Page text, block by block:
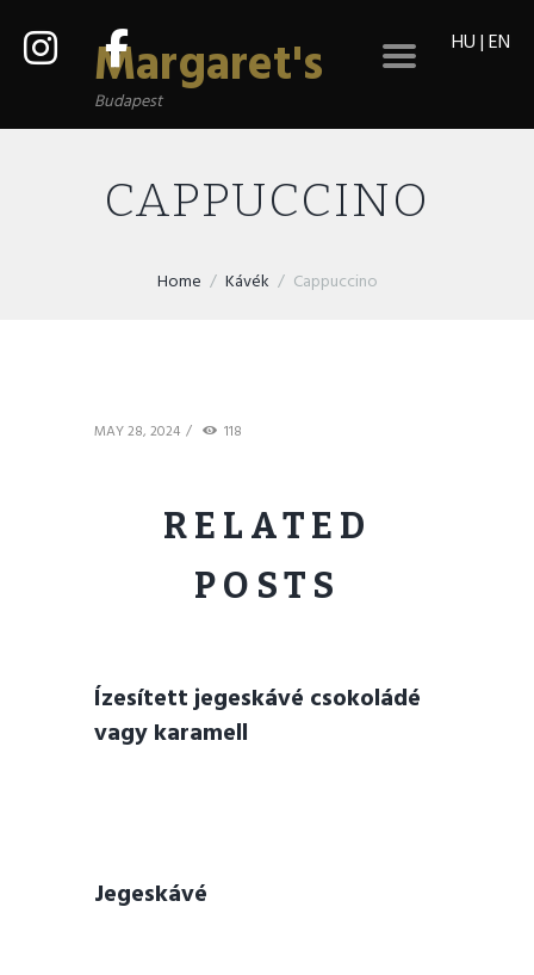
Margaret's
Budapest
HU|EN
CAPPUCCINO
Home Kávék Cappuccino
MAY 28, 2024 118
RELATED
POSTS
Ízesített jegeskávé csokoládé
vagy karamell
Jegeskávé